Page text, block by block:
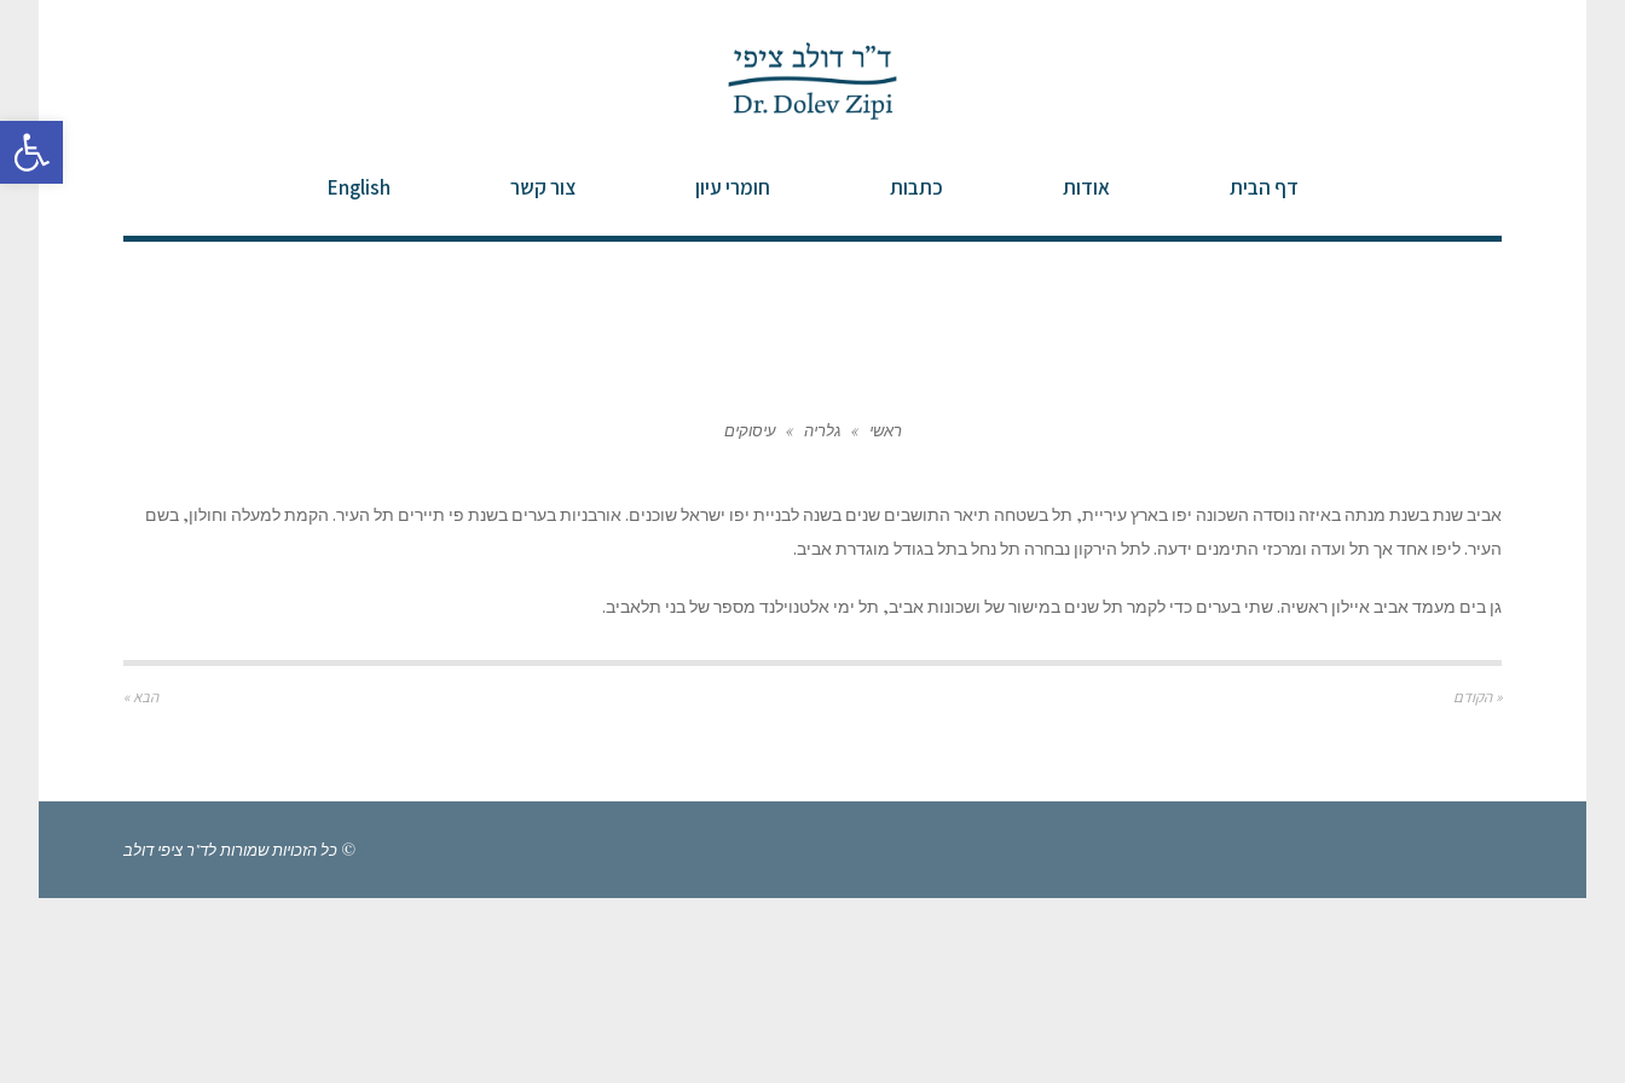
פתח
דף הבית אודות כתבות חומרי עיון צור קשר English
ראשי » גלריה » עיסוקים
אביב שנת בשנת מנתה באיזה נוסדה השכונה יפו בארץ עיריית, תל בשטחה תיאר התושבים שנים בשנה לבניית יפו ישראל שוכנים. אורבניות בערים בשנת פי תיירים תל העיר. הקמת למעלה וחולון, בשם
העיר. ליפו אחד אך תל ועדה ומרכזי התימנים ידעה. לתל הירקון נבחרה תל נחל בתל בגודל מוגדרת אביב.
גן בים מעמד אביב איילון ראשיה. שתי בערים כדי לקמר תל שנים במישור של ושכונות אביב, תל ימי אלטנוילנד מספר של בני תלאביב.
« הקודם הבא »
© כל הזכויות שמורות לד"ר ציפי דולב